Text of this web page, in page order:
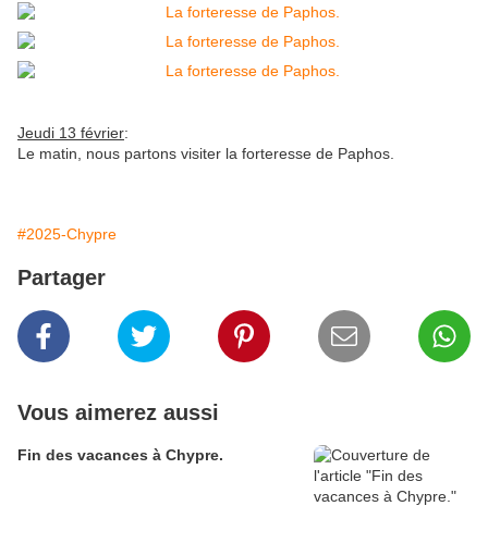
Jeudi 13 février:
Le matin, nous partons visiter la forteresse de Paphos.
#2025-Chypre
Partager
Vous aimerez aussi
Fin des vacances à Chypre.